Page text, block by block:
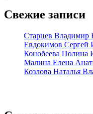
Свежие записи
Старцев Владимир
Евдокимов Сергей
Конобеева Полина
Малина Елена
Козлова Наталья